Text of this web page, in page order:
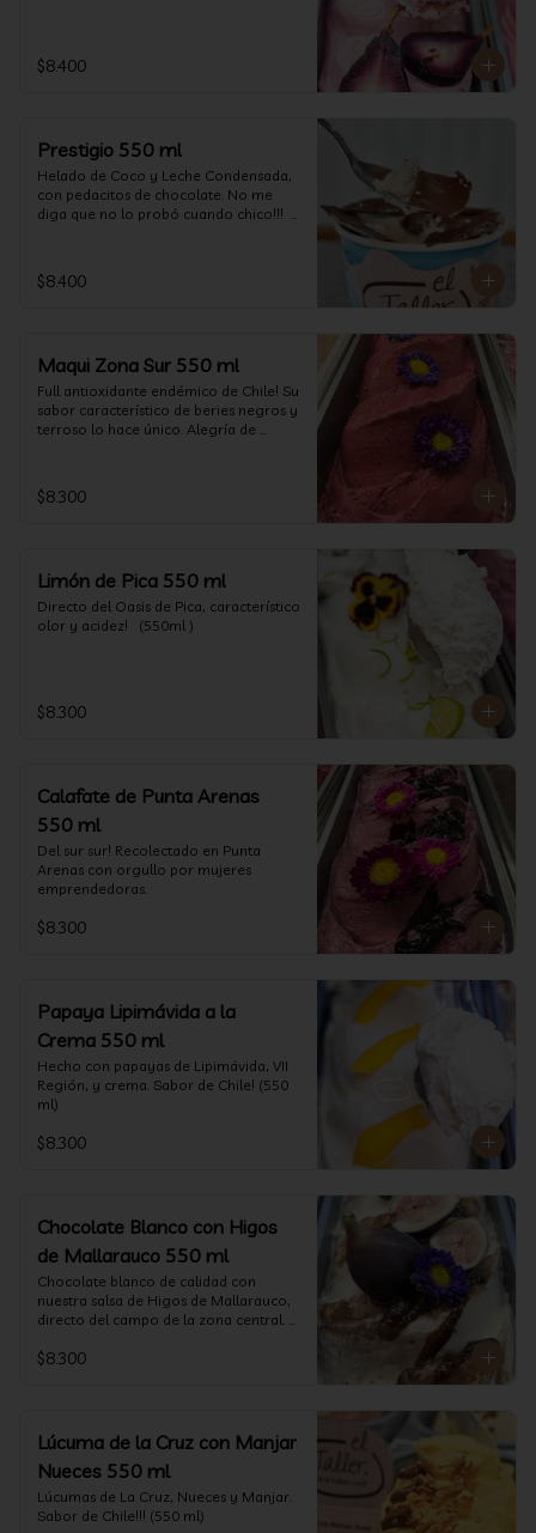
$8.400
Prestigio 550 ml
Helado de Coco y Leche Condensada,
con pedacitos de chocolate. No me
diga que no lo probó cuando chico!!!
$8.400
Maqui Zona Sur 550 ml
Full antioxidante endémico de Chile! Su
sabor característico de beries negros y
terroso lo hace único. Alegría de
$8.300
Limón de Pica 550 ml
Directo del Oasis de Pica, característico
olor y acidez!   (550ml )
$8.300
Calafate de Punta Arenas
550 ml
Del sur sur! Recolectado en Punta
Arenas con orgullo por mujeres
emprendedoras.
$8.300
Papaya Lipimávida a la
Crema 550 ml
Hecho con papayas de Lipimávida, VII
Región, y crema. Sabor de Chile! (550
ml)
$8.300
Chocolate Blanco con Higos
de Mallarauco 550 ml
Chocolate blanco de calidad con
nuestra salsa de Higos de Mallarauco,
directo del campo de la zona central.
$8.300
Lúcuma de la Cruz con Manjar
Nueces 550 ml
Lúcumas de La Cruz, Nueces y Manjar.
Sabor de Chile!!! (550 ml)